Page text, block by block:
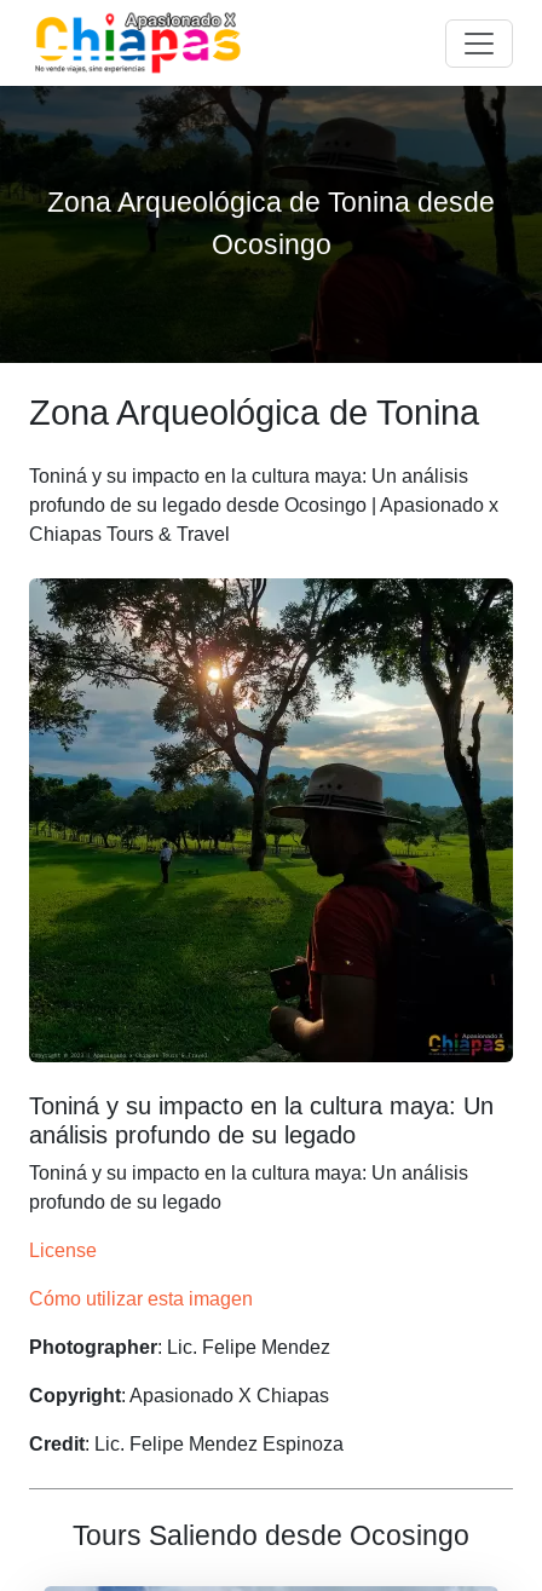
Zona Arqueológica de Tonina desde
Ocosingo
Zona Arqueológica de Tonina
Toniná y su impacto en la cultura maya: Un análisis
profundo de su legado desde Ocosingo | Apasionado x
Chiapas Tours & Travel
Toniná y su impacto en la cultura maya: Un
análisis profundo de su legado
Toniná y su impacto en la cultura maya: Un análisis
profundo de su legado
License
Cómo utilizar esta imagen
Photographer: Lic. Felipe Mendez
Copyright: Apasionado X Chiapas
Credit: Lic. Felipe Mendez Espinoza
Tours Saliendo desde Ocosingo